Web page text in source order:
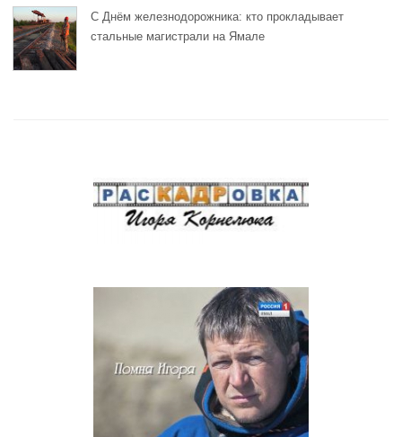
С Днём железнодорожника: кто прокладывает
стальные магистрали на Ямале